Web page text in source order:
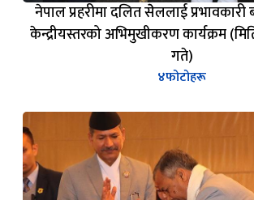
नेपाल प्रहरीमा दलित सेेललाई प्रभावकारी
केन्द्रीयस्तरको अभिमुखीकरण कार्यक्रम
गते)
४फोटोहरू